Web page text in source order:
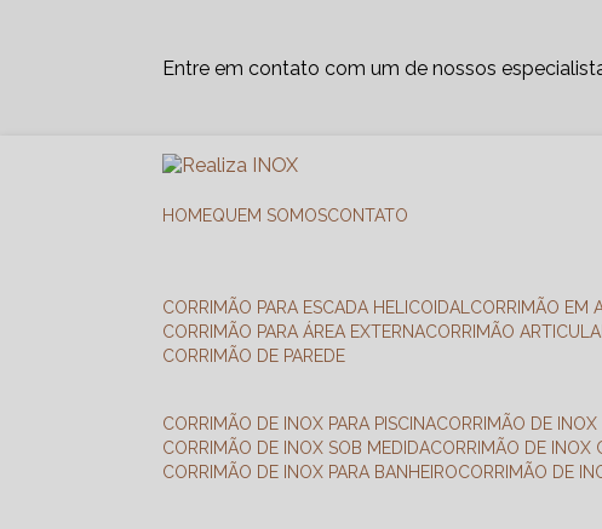
Entre em contato com um de nossos
HOME QUEM SOMOS CONTATO
CORRIMÃO PARA ESCADA HELICOIDAL
CORRIMÃO EM
CORRIMÃO PARA ÁREA EXTERNA
CORRIMÃO
CORRIMÃO DE PAREDE
CORRIMÃO DE INOX PARA PISCINA
CORRIMÃO DE
CORRIMÃO DE INOX SOB MEDIDA
CORRIMÃO DE
CORRIMÃO DE INOX PARA BANHEIRO
CORRIMÃO DE